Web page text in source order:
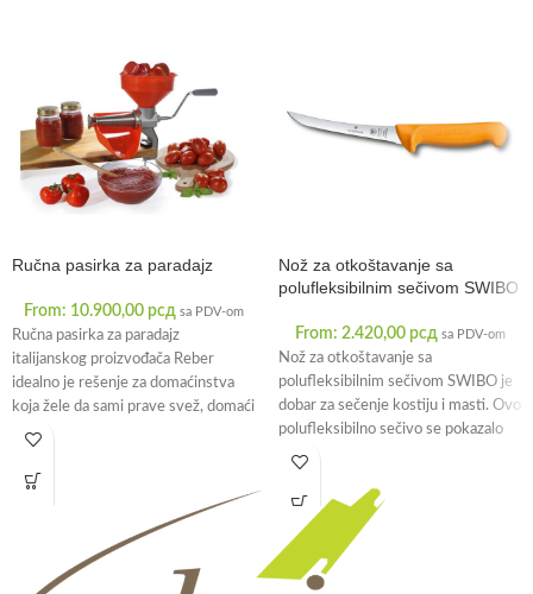
Ručna pasirka za paradajz
From: 10.900,00 рсд sa PDV-om
Ručna pasirka za paradajz
italijanskog proizvođača Reber
idealno je rešenje za domaćinstva
koja žele da sami prave svež, domaći
sok
Nož za otkoštavanje sa
polufleksibilnim sečivom SWIBO
From: 2.420,00 рсд sa PDV-om
Nož za otkoštavanje sa
polufleksibilnim sečivom SWIBO je
dobar za sečenje kostiju i masti. Ovo
polufleksibilno sečivo se pokazalo
kao